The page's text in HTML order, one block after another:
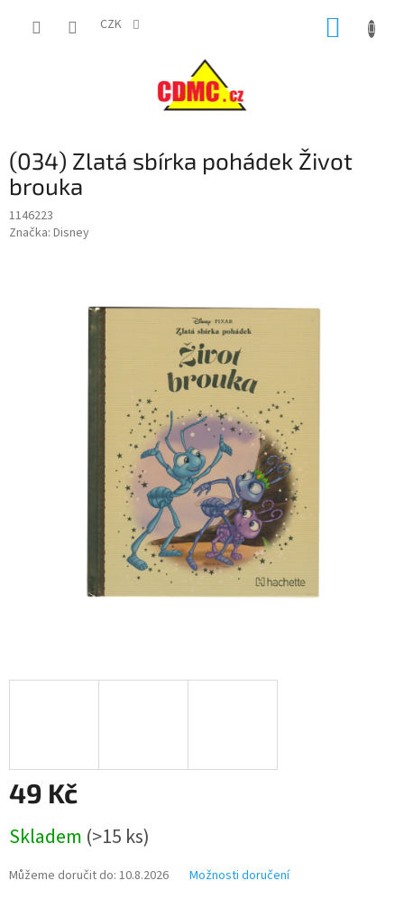
CZK
(034) Zlatá sbírka pohádek Život
brouka
1146223
Značka: Disney
49 Kč
cena:
Skladem (>15 ks)
Můžeme doručit do: 10.8.2026 Možnosti doručení